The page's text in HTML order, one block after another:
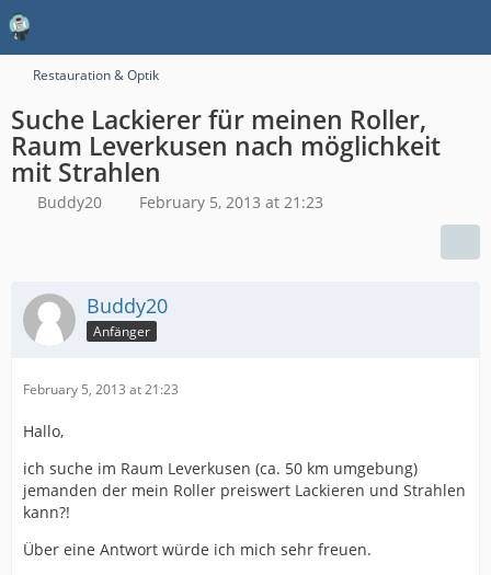
Restauration & Optik
Suche Lackierer für meinen Roller,
Raum Leverkusen nach möglichkeit
mit Strahlen
Buddy20 February 5, 2013 at 21:23
Buddy20
Anfänger
February 5, 2013 at 21:23
Hallo,
ich suche im Raum Leverkusen (ca. 50 km umgebung)
jemanden der mein Roller preiswert Lackieren und Strahlen
kann?!
Über eine Antwort würde ich mich sehr freuen.